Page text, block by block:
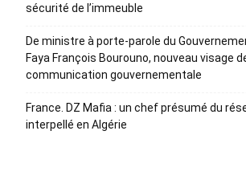
sécurité de l’immeuble
De ministre à porte-parole du
Faya François Bourouno, nouveau visage
communication gouvernementale
France. DZ Mafia : un chef présumé du
interpellé en Algérie